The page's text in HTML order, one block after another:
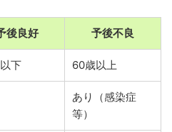
後良好 予後不良
下 60歳以上
あり（感染症
等）